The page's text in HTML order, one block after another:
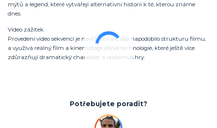
mýtů a legend, které vytvářejí alternativní historii k té, kterou známe
dnes.
Video zážitek
Provedení video sekvencí je navrženo tak, aby napodobilo strukturu filmu,
a využívá reálný film a kinematografické technologie, které ještě více
zdůrazňují dramatický charakter a realismus hry.
Potřebujete poradit?